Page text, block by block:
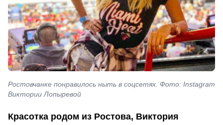
Ростовчанке понравилось ныть в соцсетях. Фото: Instagram
Виктории Лопыревой
Красотка родом из Ростова, Виктория